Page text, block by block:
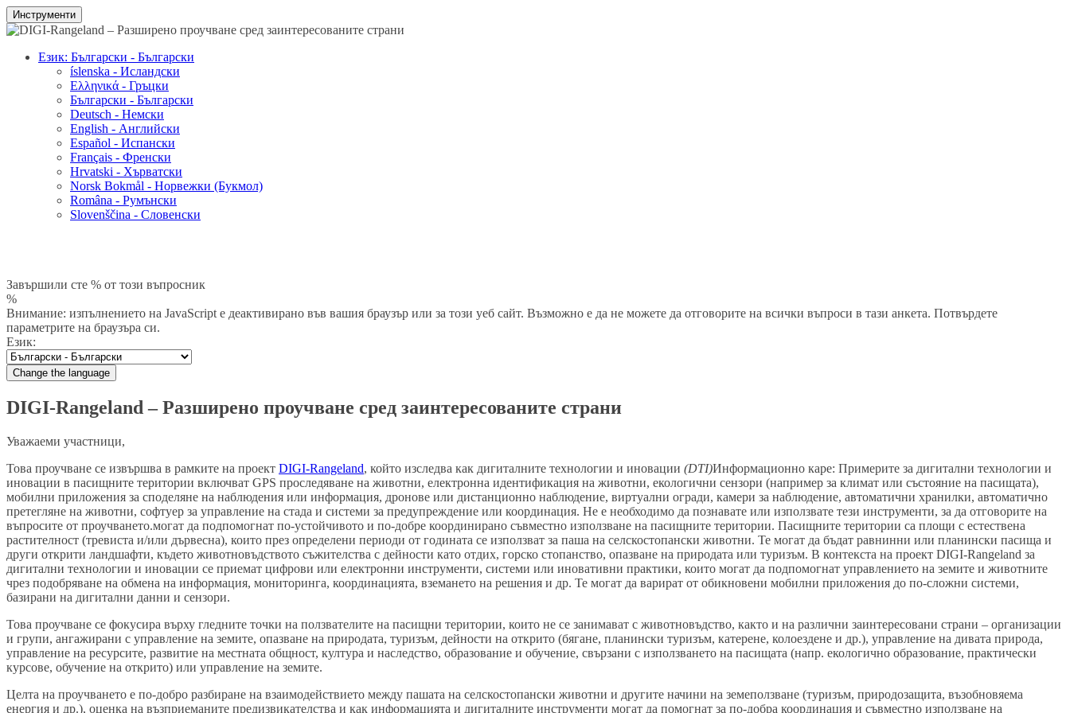
Инструменти
Език: Български - Български
íslenska - Исландски
Ελληνικά - Гръцки
Български - Български
Deutsch - Немски
English - Английски
Español - Испански
Français - Френски
Hrvatski - Хърватски
Norsk Bokmål - Норвежки (Букмол)
Româna - Румънски
Slovenščina - Словенски
Завършили сте % от този въпросник
%
Внимание: изпълнението на JavaScript е деактивирано във вашия браузър или за този уеб сайт. Възможно е да не можете да отговорите на всички въпроси в тази анкета. Потвърдете
параметрите на браузъра си.
Език:
Change the language
DIGI-Rangeland – Разширено проучване сред заинтересованите страни
Уважаеми участници,
Това проучване се извършва в рамките на проект DIGI-Rangeland, който изследва как дигиталните технологии и иновации (DTI)Информационно каре: Примерите за дигитални технологии и
иновации в пасищните територии включват GPS проследяване на животни, електронна идентификация на животни, екологични сензори (например за климат или състояние на пасищата),
мобилни приложения за споделяне на наблюдения или информация, дронове или дистанционно наблюдение, виртуални огради, камери за наблюдение, автоматични хранилки, автоматично
претегляне на животни, софтуер за управление на стада и системи за предупреждение или координация. Не е необходимо да познавате или използвате тези инструменти, за да отговорите на
въпросите от проучването.могат да подпомогнат по‑устойчивото и по‑добре координирано съвместно използване на пасищните територии. Пасищните територии са площи с естествена
растителност (тревиста и/или дървесна), които през определени периоди от годината се използват за паша на селскостопански животни. Те могат да бъдат равнинни или планински пасища и
други открити ландшафти, където животновъдството съжителства с дейности като отдих, горско стопанство, опазване на природата или туризъм. В контекста на проект DIGI‑Rangeland за
дигитални технологии и иновации се приемат цифрови или електронни инструменти, системи или иновативни практики, които могат да подпомогнат управлението на земите и животните
чрез подобряване на обмена на информация, мониторинга, координацията, вземането на решения и др. Те могат да варират от обикновени мобилни приложения до по‑сложни системи,
базирани на дигитални данни и сензори.
Това проучване се фокусира върху гледните точки на ползвателите на пасищни територии, които не се занимават с животновъдство, както и на различни заинтересовани страни – организации
и групи, ангажирани с управление на земите, опазване на природата, туризъм, дейности на открито (бягане, планински туризъм, катерене, колоездене и др.), управление на дивата природа,
управление на ресурсите, развитие на местната общност, култура и наследство, образование и обучение, свързани с използването на пасищата (напр. екологично образование, практически
курсове, обучение на открито) или управление на земите.
Целта на проучването е по-добро разбиране на взаимодействието между пашата на селскостопански животни и другите начини на земеползване (туризъм, природозащита, възобновяема
енергия и др.), оценка на възприеманите предизвикателства и как информацията и дигиталните инструменти могат да помогнат за по-добра координация и съвместно използване на